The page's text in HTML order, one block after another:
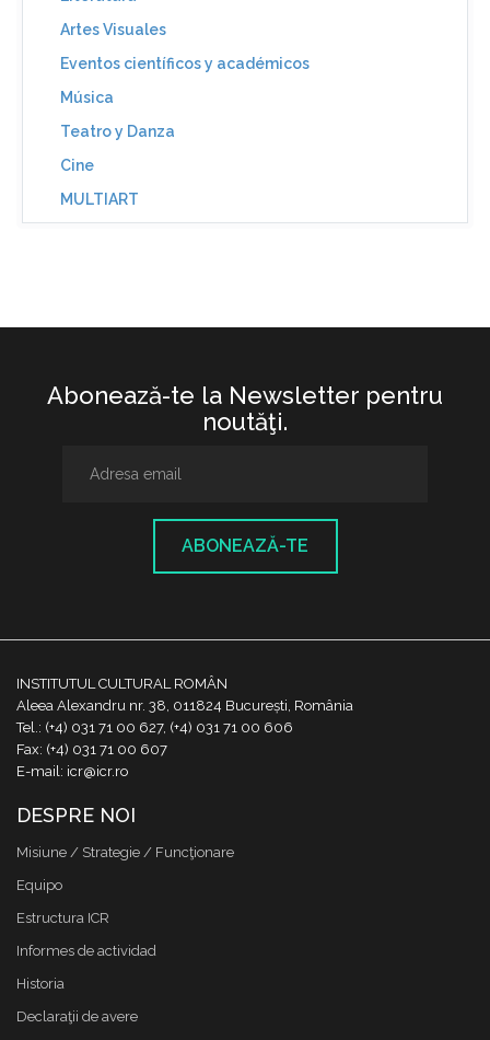
Artes Visuales
Eventos científicos y académicos
Música
Teatro y Danza
Cine
MULTIART
Abonează-te la Newsletter pentru
noutăţi.
ABONEAZĂ-TE
INSTITUTUL CULTURAL ROMÂN
Aleea Alexandru nr. 38, 011824 București, România
Tel.: (+4) 031 71 00 627, (+4) 031 71 00 606
Fax: (+4) 031 71 00 607
E-mail: icr@icr.ro
DESPRE NOI
Misiune / Strategie / Funcţionare
Equipo
Estructura ICR
Informes de actividad
Historia
Declaraţii de avere